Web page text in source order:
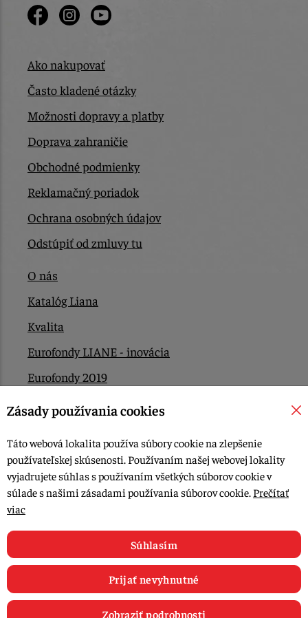
Ako nakupovať
Často kladené otázky
Možnosti dopravy a platby
Doprava zahraničie
Obchodné podmienky
Reklamačný poriadok
Ochrana osobných údajov
Odstúpiť od zmluvy tu
O nás
Katalóg Liana
Kvalita
Eurofondy LIANE - inovácia
Eurofondy 2019
Eurofondy 2022/2023
Kontakt
© 2015-2026, LIANA GOLIAŠ s.r.o. všetky práva vyhradené.
Upraviť nastavenia Cookies
Zásady používania cookies
Táto webová lokalita používa súbory cookie na zlepšenie
používateľskej skúsenosti. Používaním našej webovej lokality
vyjadrujete súhlas s používaním všetkých súborov cookie v
súlade s našimi zásadami používania súborov cookie. Prečítať
viac
Súhlasím
Prijať nevyhnutné
Zobraziť podrobnosti